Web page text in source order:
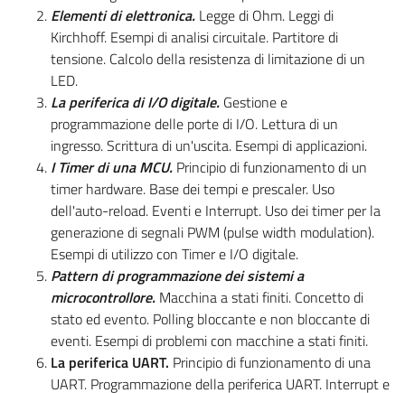
Elementi di elettronica. Legge di Ohm. Leggi di
Kirchhoff. Esempi di analisi circuitale. Partitore di
tensione. Calcolo della resistenza di limitazione di un
LED.
La periferica di I/O digitale. Gestione e
programmazione delle porte di I/O. Lettura di un
ingresso. Scrittura di un'uscita. Esempi di applicazioni.
I Timer di una MCU. Principio di funzionamento di un
timer hardware. Base dei tempi e prescaler. Uso
dell'auto-reload. Eventi e Interrupt. Uso dei timer per la
generazione di segnali PWM (pulse width modulation).
Esempi di utilizzo con Timer e I/O digitale.
Pattern di programmazione dei sistemi a
microcontrollore. Macchina a stati finiti. Concetto di
stato ed evento. Polling bloccante e non bloccante di
eventi. Esempi di problemi con macchine a stati finiti.
La periferica UART. Principio di funzionamento di una
UART. Programmazione della periferica UART. Interrupt e